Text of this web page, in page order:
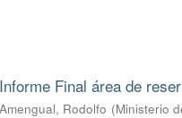
Informe Final área de
Amengual, Rodolfo (Ministerio